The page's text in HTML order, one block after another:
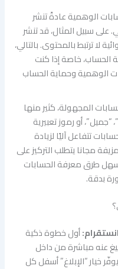
الوهمية عادةً تنشر
سبيل المثال، قد تنشر
لا ترتبط بالمحتوى. بالتالي،
خاصة إذا كنت
الوهمية وحماية الحساب
المجهولة، كثير منها
أو رموز تعبيرية
تتفاعل آليًا لزيادة
مجانا يتطلب التركيز على
طرق معرفة الحسابات
بدقة.
أول خطوة ذكية
عنه مباشرة من داخل
خيار “الإبلاغ” أسفل كل